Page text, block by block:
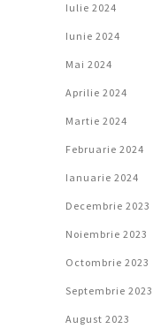
Iulie 2024
Iunie 2024
Mai 2024
Aprilie 2024
Martie 2024
Februarie 2024
Ianuarie 2024
Decembrie 2023
Noiembrie 2023
Octombrie 2023
Septembrie 2023
August 2023